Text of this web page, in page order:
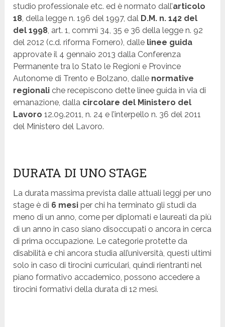
studio professionale etc. ed è normato dall’articolo
18, della legge n. 196 del 1997, dal D.M. n. 142 del
del 1998, art. 1, commi 34, 35 e 36 della legge n. 92
del 2012 (c.d. riforma Fornero), dalle linee guida
approvate il 4 gennaio 2013 dalla Conferenza
Permanente tra lo Stato le Regioni e Province
Autonome di Trento e Bolzano, dalle normative
regionali che recepiscono dette linee guida in via di
emanazione, dalla circolare del Ministero del
Lavoro 12.09.2011, n. 24 e l’interpello n. 36 del 2011
del Ministero del Lavoro.
DURATA DI UNO STAGE
La durata massima prevista dalle attuali leggi per uno
stage è di 6 mesi per chi ha terminato gli studi da
meno di un anno, come per diplomati e laureati da più
di un anno in caso siano disoccupati o ancora in cerca
di prima occupazione. Le categorie protette da
disabilità e chi ancora studia all’università, questi ultimi
solo in caso di tirocini curriculari, quindi rientranti nel
piano formativo accademico, possono accedere a
tirocini formativi della durata di 12 mesi.